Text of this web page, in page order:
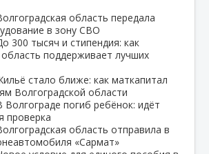
область передала
в зону СВО
300 тысяч и стипендия: как
область поддерживает лучших
стало ближе: как маткапитал
Волгоградской области
Волгограде погиб ребёнок: идёт
проверка
область отправила в
«Сармат»